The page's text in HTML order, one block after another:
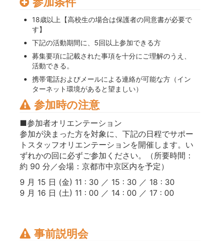
18歳以上【高校生の場合は保護者の同意書が必要で
す】
下記の活動期間に、5回以上参加できる方
募集要項に記載された事項を十分にご理解のうえ、
活動できる。
携帯電話およびメールによる連絡が可能な方（イン
ターネット環境があると望ましい）
参加時の注意
■参加者オリエンテーション
参加が決まった方を対象に、下記の日程でサポー
トスタッフオリエンテーションを開催します。い
ずれかの回に必ずご参加ください。（所要時間：
約 90 分／会場：京都市中京区内を予定）
9 月 15 日 (金) 11 : 30 ／ 15 : 30 ／ 18 : 30
9 月 16 日 (土) 11 : 00 ／ 14 : 00 ／ 17 : 00
事前説明会